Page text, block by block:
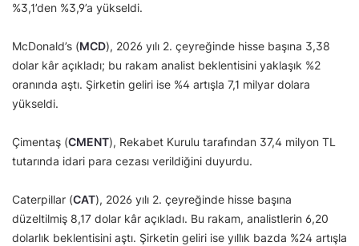
%3,1’den %3,9’a yükseldi.
McDonald’s (MCD), 2026 yılı 2. çeyreğinde hisse başına 3,38
dolar kâr açıkladı; bu rakam analist beklentisini yaklaşık %2
oranında aştı. Şirketin geliri ise %4 artışla 7,1 milyar dolara
yükseldi.
Çimentaş (CMENT), Rekabet Kurulu tarafından 37,4 milyon TL
tutarında idari para cezası verildiğini duyurdu.
Caterpillar (CAT), 2026 yılı 2. çeyreğinde hisse başına
düzeltilmiş 8,17 dolar kâr açıkladı. Bu rakam, analistlerin 6,20
dolarlık beklentisini aştı. Şirketin geliri ise yıllık bazda %24 artışla